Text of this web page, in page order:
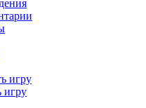
игру
игру